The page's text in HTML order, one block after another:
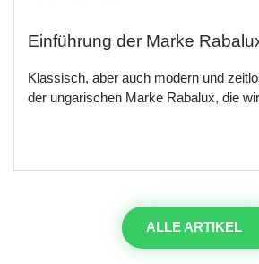
Einführung der Marke
Klassisch, aber auch modern und
der ungarischen Marke Rabalux, die
ALLE ARTIKEL